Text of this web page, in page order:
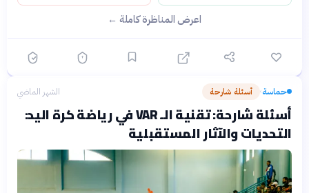
اعرض المناظرة كاملة ←
حماسة› أسئلة شارحة الشهر الماضي
أسئلة شارحة: تقنية الـ VAR في رياضة كرة اليد:
التحديات والآثار المستقبلية